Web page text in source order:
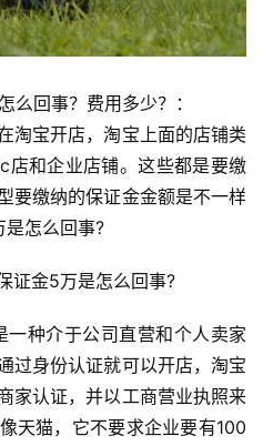
么回事？费用多少？：
宝开店，淘宝上面的店铺类
店和企业店铺。这些都是要缴
要缴纳的保证金金额是不一样
是怎么回事?
金5万是怎么回事?
种介于公司直营和个人卖家
过身份认证就可以开店，淘宝
家认证，并以工商营业执照来
天猫，它不要求企业要有100